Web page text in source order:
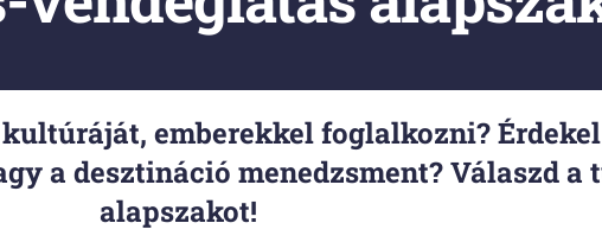
emberekkel foglalkozni?
a desztináció menedzsment? Válaszd
alapszakot!